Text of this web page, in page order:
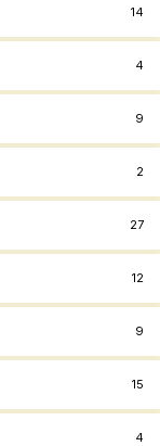
14
4
9
2
27
12
9
15
4